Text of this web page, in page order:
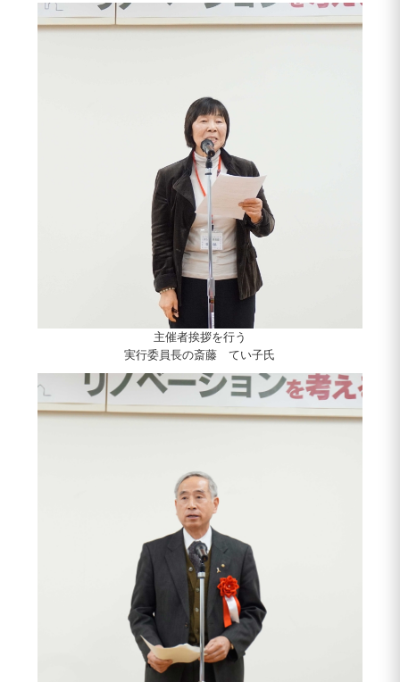
主催者挨拶を行う
実行委員長の斎藤 てい子氏